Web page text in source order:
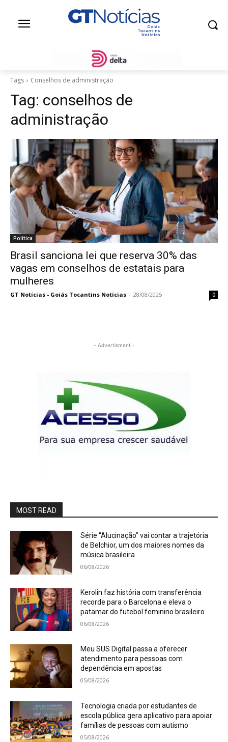
Tags Conselhos de administração
Tag: conselhos de
administração
Política
Brasil sanciona lei que reserva 30% das
vagas em conselhos de estatais para
mulheres
GT Notícias - Goiás Tocantins Notícias - 28/08/2025 0
- Advertisment -
MOST READ
Série “Alucinação” vai contar a trajetória
de Belchior, um dos maiores nomes da
música brasileira
06/08/2026
Kerolin faz história com transferência
recorde para o Barcelona e eleva o
patamar do futebol feminino brasileiro
06/08/2026
Meu SUS Digital passa a oferecer
atendimento para pessoas com
dependência em apostas
05/08/2026
Tecnologia criada por estudantes de
escola pública gera aplicativo para apoiar
famílias de pessoas com autismo
05/08/2026